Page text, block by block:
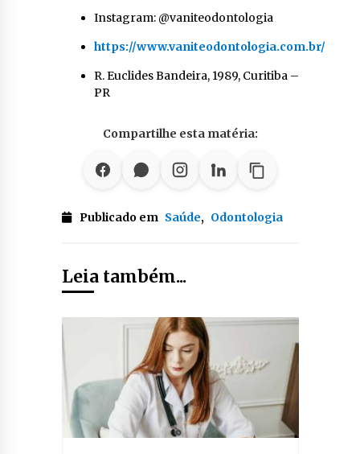
Instagram: @vaniteodontologia
https://www.vaniteodontologia.com.br/
R. Euclides Bandeira, 1989, Curitiba –
PR
Compartilhe esta matéria:
Publicado em Saúde, Odontologia
Leia também...